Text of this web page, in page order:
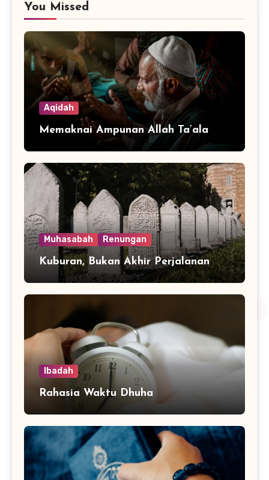
You Missed
Aqidah
Memaknai Ampunan Allah Ta’ala
Muhasabah Renungan
Kuburan, Bukan Akhir Perjalanan
Ibadah
Rahasia Waktu Dhuha